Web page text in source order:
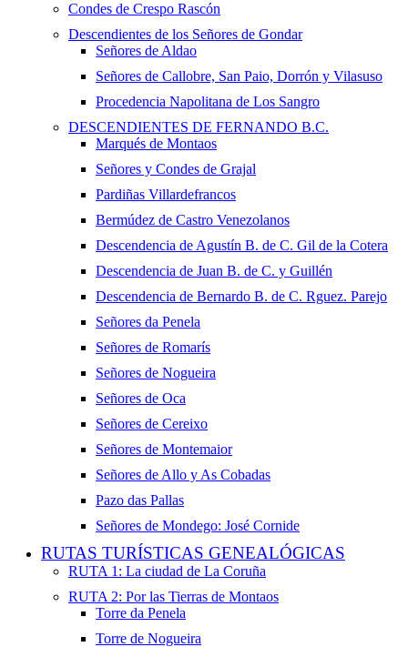
Condes de Crespo Rascón
Descendientes de los Señores de Gondar
Señores de Aldao
Señores de Callobre, San Paio, Dorrón y Vilasuso
Procedencia Napolitana de Los Sangro
DESCENDIENTES DE FERNANDO B.C.
Marqués de Montaos
Señores y Condes de Grajal
Pardiñas Villardefrancos
Bermúdez de Castro Venezolanos
Descendencia de Agustín B. de C. Gil de la Cotera
Descendencia de Juan B. de C. y Guillén
Descendencia de Bernardo B. de C. Rguez. Parejo
Señores da Penela
Señores de Romarís
Señores de Nogueira
Señores de Oca
Señores de Cereixo
Señores de Montemaior
Señores de Allo y As Cobadas
Pazo das Pallas
Señores de Mondego: José Cornide
RUTAS TURÍSTICAS GENEALÓGICAS
RUTA 1: La ciudad de La Coruña
RUTA 2: Por las Tierras de Montaos
Torre da Penela
Torre de Nogueira